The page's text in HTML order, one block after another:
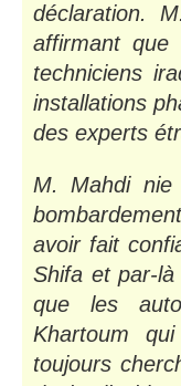
déclaration.
affirmant que
techniciens
installations
des experts
M. Mahdi nie
avoir fait
Shifa et par-là
que les
Khartoum
toujours